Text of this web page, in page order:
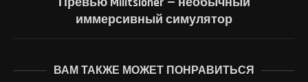
иммерсивный симулятор
ВАМ ТАКЖЕ МОЖЕТ ПОНРАВИТЬСЯ